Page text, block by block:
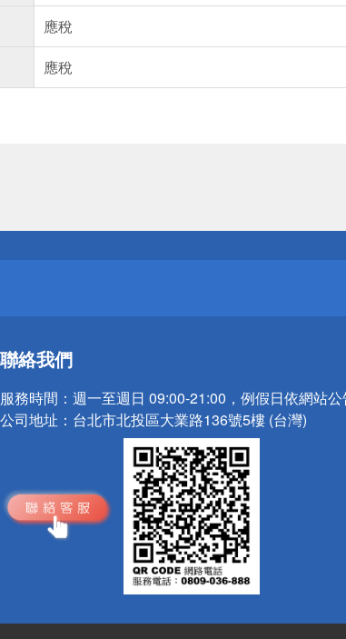
應稅
應稅
聯絡我們
服務時間： 週一至週日 09:00-21:00，例假日依網站
公司地址： 台北市北投區大業路136號5樓 (台灣)